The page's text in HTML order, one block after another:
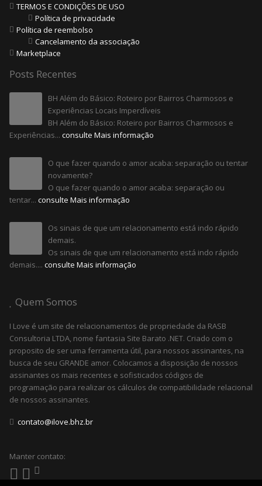
TERMOS E CONDIÇÕES DE USO
Política de privacidade
Política de reembolso
Cancelamento da associação
Marketplace
Posts Recentes
BH Além do Básico: Roteiro por Bairros Charmosos e
Experiências Locais Imperdíveis
BH Além do Básico: Roteiro por Bairros Charmosos e
Experiências... consulte Mais informação
O que fazer quando o amor acaba: separação ou tentar
novamente?
O que fazer quando o amor acaba: separação ou
tentar... consulte Mais informação
Os sinais de que um relacionamento está indo rápido
demais.
Os sinais de que um relacionamento está indo rápido
demais.... consulte Mais informação
Quem Somos
I Love é um site de relacionamentos de propriedade da RASB
Consultoria LTDA, nome fantasia Site Barato .NET. Criado com o
proposito de ser uma ferramenta útil, para nossos assinantes, na
busca de seu GRANDE amor. Colocamos a disposição de nossos
assinantes os mais recentes e sofisticados códigos de
programação para realizar os cálculos de compatibilidade relacional
de nossos assinantes.
contato@ilove.bhz.br
Manter contato: